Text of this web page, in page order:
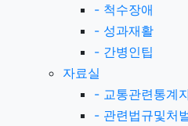
- 척수장애
- 성과재활
- 간병인팁
자료실
- 교통관련통계
- 관련법규및처